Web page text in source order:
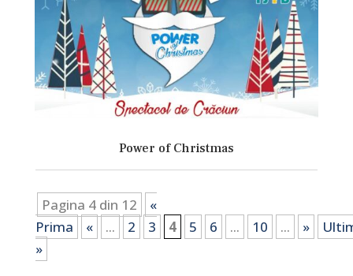
Power of Christmas
Pagina 4 din 12
«
Prima
« ... 2 3 4 5 6 ... 10 ... »
»